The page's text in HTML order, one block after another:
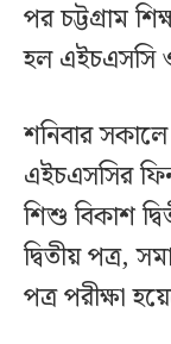
পর চট্টগ্রাম
হল এইচএসসি ও
শনিবার
এইচএসসির
শিশু বিকাশ
দ্বিতীয় পত্র,
পত্র পরীক্ষা